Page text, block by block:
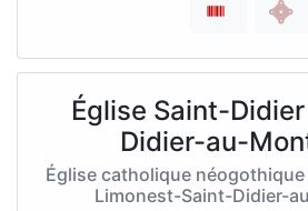
Église Saint-
Didier-au-
Église catholique
Limonest-Saint-Didier-